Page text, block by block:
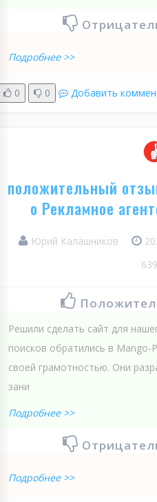
Подробнее >>
0 0 Добавить
положительный
о Рекламное
Юрий Калашников
639
Решили сделать сайт для
поисков обратились в Mango-
своей грамотностью. Они
зани
Подробнее >>
Подробнее >>